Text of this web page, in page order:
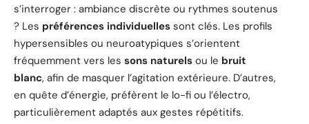
s’interroger : ambiance discrète ou rythmes soutenus
? Les préférences individuelles sont clés. Les profils
hypersensibles ou neuroatypiques s’orientent
fréquemment vers les sons naturels ou le bruit
blanc, afin de masquer l’agitation extérieure. D’autres,
en quête d’énergie, préfèrent le lo-fi ou l’électro,
particulièrement adaptés aux gestes répétitifs.